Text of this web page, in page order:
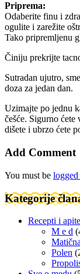
Priprema:
Odaberite finu i
ogulite i zarežite
Tako pripremljenu
Činiju prekrijte
Sutradan ujutro,
doza za jedan dan.
Uzimajte po jednu
češće. Sigurno ćete
dišete i ubrzo ćete
Add Comment
You must be logged
Kategorije
Recepti i
M e d
Polen